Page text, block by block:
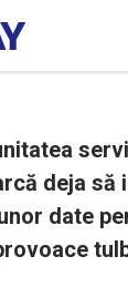
deja
date